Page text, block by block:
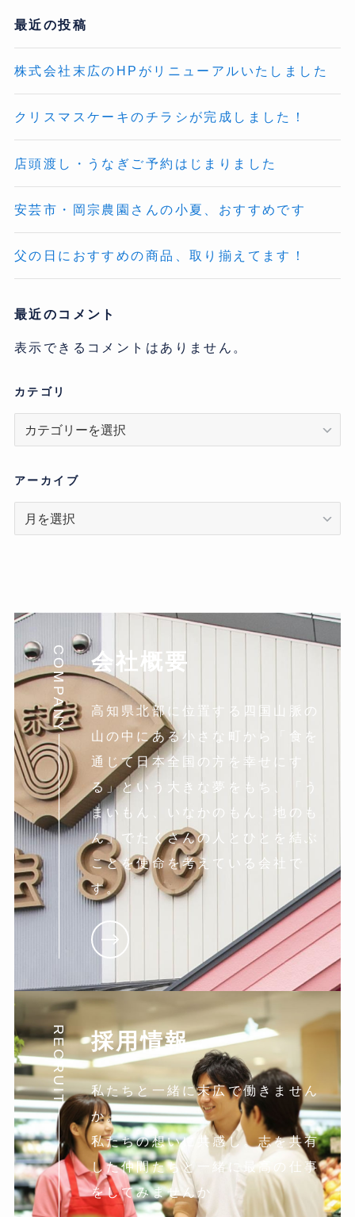
最近の投稿
株式会社末広のHPがリニューアルいたしました
クリスマスケーキのチラシが完成しました！
店頭渡し・うなぎご予約はじまりました
安芸市・岡宗農園さんの小夏、おすすめです
父の日におすすめの商品、取り揃えてます！
最近のコメント
表示できるコメントはありません。
カテゴリ
リ
アーカイブ
ア
COMPANY 会社概要
高知県北部に位置する四国山脈の
山の中にある小さな町から「食を
通じて日本全国の方を幸せにす
る」という大きな夢をもち、「う
まいもん、いなかのもん、地のも
ん」でたくさんの人とひとを結ぶ
ことを使命を考えている会社で
す。
RECRUIT 採用情報
私たちと一緒に末広で働きません
か。
私たちの想いに共感し。志を共有
した仲間たちと一緒に最高の仕事
をしてみませんか